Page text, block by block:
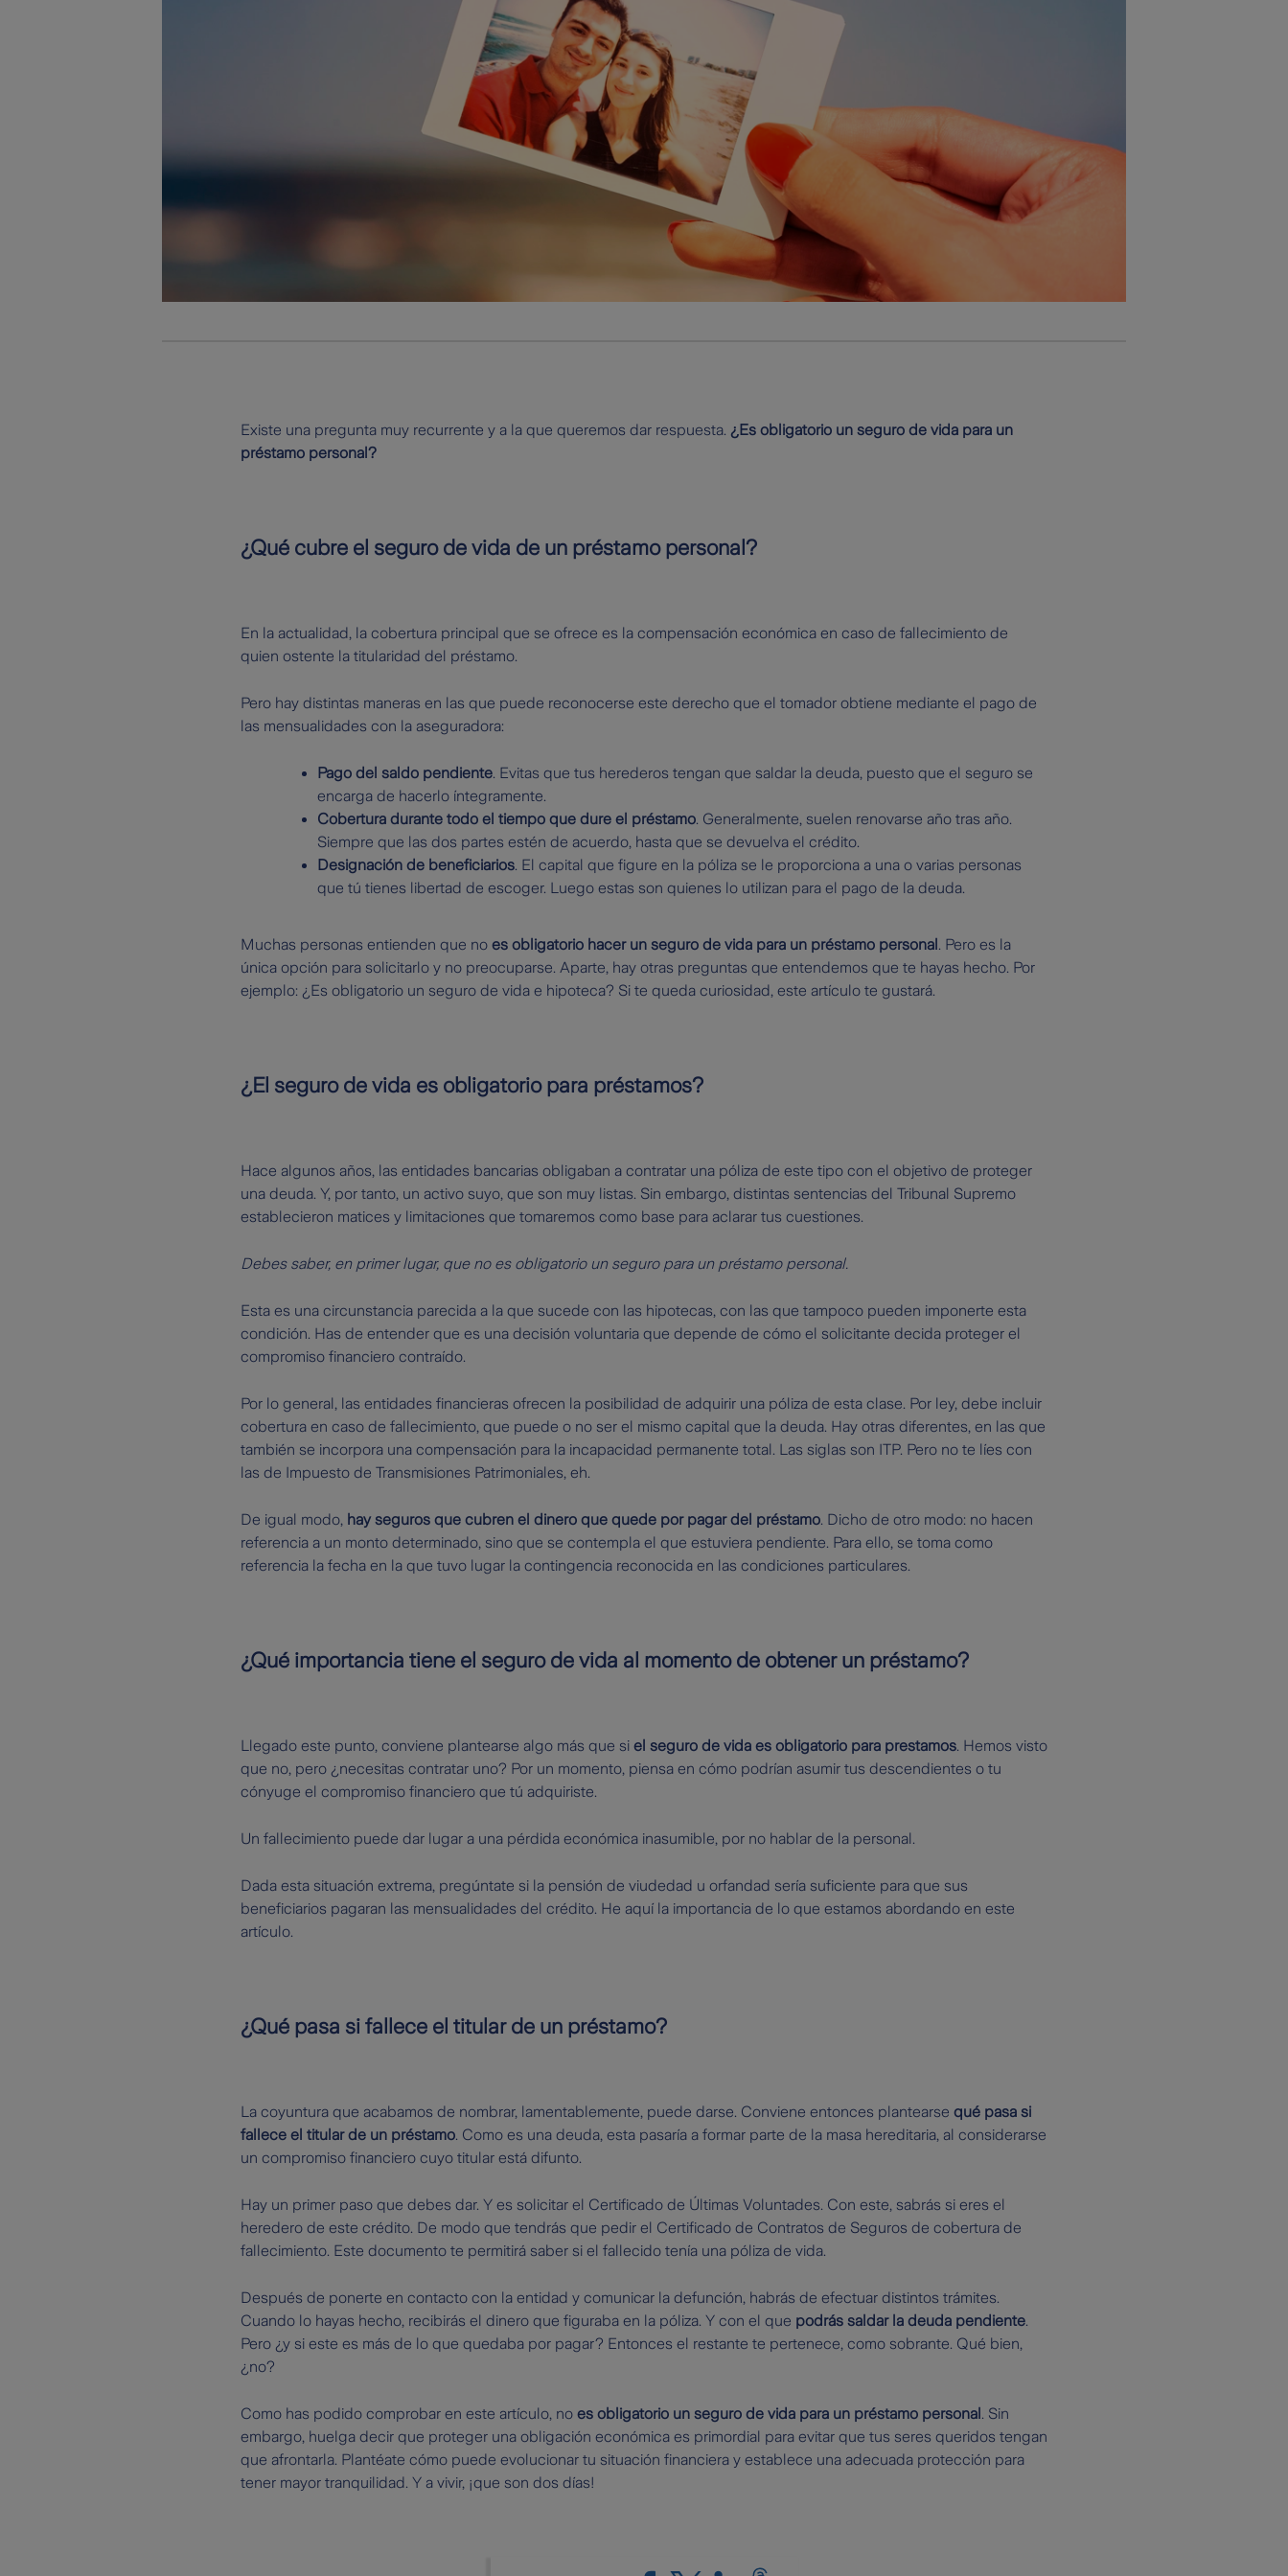
Existe una pregunta muy recurrente y a la que queremos dar respuesta. ¿Es obligatorio un seguro de vida para un
préstamo personal?
¿Qué cubre el seguro de vida de un préstamo personal?
En la actualidad, la cobertura principal que se ofrece es la compensación económica en caso de fallecimiento de
quien ostente la titularidad del préstamo.
Pero hay distintas maneras en las que puede reconocerse este derecho que el tomador obtiene mediante el pago de
las mensualidades con la aseguradora:
Pago del saldo pendiente. Evitas que tus herederos tengan que saldar la deuda, puesto que el seguro se
encarga de hacerlo íntegramente.
Cobertura durante todo el tiempo que dure el préstamo. Generalmente, suelen renovarse año tras año.
Siempre que las dos partes estén de acuerdo, hasta que se devuelva el crédito.
Designación de beneficiarios. El capital que figure en la póliza se le proporciona a una o varias personas
que tú tienes libertad de escoger. Luego estas son quienes lo utilizan para el pago de la deuda.
Muchas personas entienden que no es obligatorio hacer un seguro de vida para un préstamo personal . Pero es la
única opción para solicitarlo y no preocuparse. Aparte, hay otras preguntas que entendemos que te hayas hecho. Por
ejemplo: ¿Es obligatorio un seguro de vida e hipoteca? Si te queda curiosidad, este artículo te gustará.
¿El seguro de vida es obligatorio para préstamos?
Hace algunos años, las entidades bancarias obligaban a contratar una póliza de este tipo con el objetivo de proteger
una deuda. Y, por tanto, un activo suyo, que son muy listas. Sin embargo, distintas sentencias del Tribunal Supremo
establecieron matices y limitaciones que tomaremos como base para aclarar tus cuestiones.
Debes saber, en primer lugar, que no es obligatorio un seguro para un préstamo personal.
Esta es una circunstancia parecida a la que sucede con las hipotecas, con las que tampoco pueden imponerte esta
condición. Has de entender que es una decisión voluntaria que depende de cómo el solicitante decida proteger el
compromiso financiero contraído.
Por lo general, las entidades financieras ofrecen la posibilidad de adquirir una póliza de esta clase. Por ley, debe incluir
cobertura en caso de fallecimiento, que puede o no ser el mismo capital que la deuda. Hay otras diferentes, en las que
también se incorpora una compensación para la incapacidad permanente total. Las siglas son ITP. Pero no te líes con
las de Impuesto de Transmisiones Patrimoniales, eh.
De igual modo, hay seguros que cubren el dinero que quede por pagar del préstamo. Dicho de otro modo: no hacen
referencia a un monto determinado, sino que se contempla el que estuviera pendiente. Para ello, se toma como
referencia la fecha en la que tuvo lugar la contingencia reconocida en las condiciones particulares.
¿Qué importancia tiene el seguro de vida al momento de obtener un préstamo?
Llegado este punto, conviene plantearse algo más que si el seguro de vida es obligatorio para prestamos. Hemos visto
que no, pero ¿necesitas contratar uno? Por un momento, piensa en cómo podrían asumir tus descendientes o tu
cónyuge el compromiso financiero que tú adquiriste.
Un fallecimiento puede dar lugar a una pérdida económica inasumible, por no hablar de la personal.
Dada esta situación extrema, pregúntate si la pensión de viudedad u orfandad sería suficiente para que sus
beneficiarios pagaran las mensualidades del crédito. He aquí la importancia de lo que estamos abordando en este
artículo.
¿Qué pasa si fallece el titular de un préstamo?
La coyuntura que acabamos de nombrar, lamentablemente, puede darse. Conviene entonces plantearse qué pasa si
fallece el titular de un préstamo. Como es una deuda, esta pasaría a formar parte de la masa hereditaria, al considerarse
un compromiso financiero cuyo titular está difunto.
Hay un primer paso que debes dar. Y es solicitar el Certificado de Últimas Voluntades. Con este, sabrás si eres el
heredero de este crédito. De modo que tendrás que pedir el Certificado de Contratos de Seguros de cobertura de
fallecimiento. Este documento te permitirá saber si el fallecido tenía una póliza de vida.
Después de ponerte en contacto con la entidad y comunicar la defunción, habrás de efectuar distintos trámites.
Cuando lo hayas hecho, recibirás el dinero que figuraba en la póliza. Y con el que podrás saldar la deuda pendiente.
Pero ¿y si este es más de lo que quedaba por pagar? Entonces el restante te pertenece, como sobrante. Qué bien,
¿no?
Como has podido comprobar en este artículo, no es obligatorio un seguro de vida para un préstamo personal . Sin
embargo, huelga decir que proteger una obligación económica es primordial para evitar que tus seres queridos tengan
que afrontarla. Plantéate cómo puede evolucionar tu situación financiera y establece una adecuada protección para
tener mayor tranquilidad. Y a vivir, ¡que son dos días!